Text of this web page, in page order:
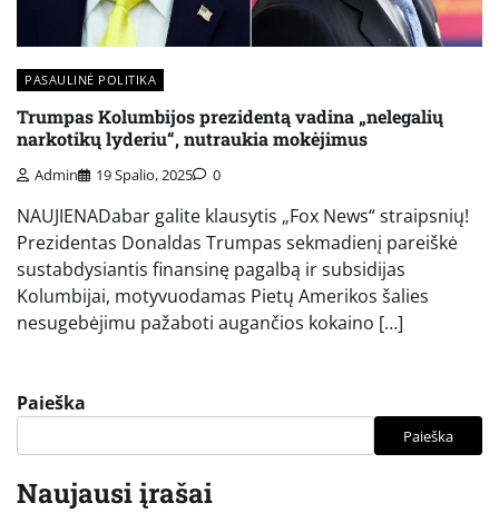
PASAULINĖ POLITIKA
Trumpas Kolumbijos prezidentą vadina „nelegalių
narkotikų lyderiu“, nutraukia mokėjimus
Admin 19 Spalio, 2025 0
NAUJIENADabar galite klausytis „Fox News“ straipsnių!
Prezidentas Donaldas Trumpas sekmadienį pareiškė
sustabdysiantis finansinę pagalbą ir subsidijas
Kolumbijai, motyvuodamas Pietų Amerikos šalies
nesugebėjimu pažaboti augančios kokaino […]
Paieška
Paieška
Naujausi įrašai